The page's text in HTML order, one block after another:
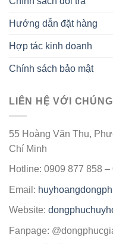
Hướng dẫn đặt hàng
Hợp tác kinh doanh
Chính sách bảo mật
LIÊN HỆ VỚI CHÚNG
55 Hoàng Văn Thụ,
Chí Minh
Hotline: 0909 877 858
Email:
Website:
Fanpage: